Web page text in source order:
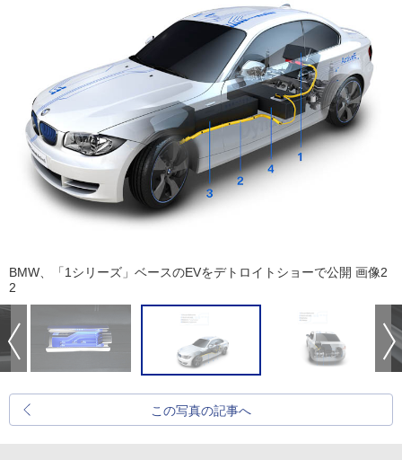
BMW、「1シリーズ」ベースのEVをデトロイトショーで公開 画像2
2
この写真の記事へ